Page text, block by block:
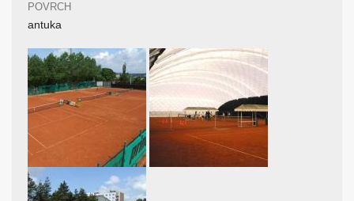
POVRCH
antuka